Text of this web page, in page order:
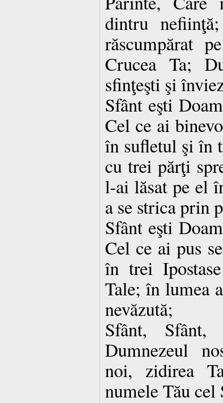
dintru
răscumpărat
Crucea Ta;
sfinţeşti şi
Sfânt eşti
Cel ce ai
în sufletul şi în
cu trei părţi
l-ai lăsat pe el
a se strica prin
Sfânt eşti
Cel ce ai pus
în trei
Tale; în lumea
nevăzută;
Sfânt, Sfânt,
Dumnezeul
noi, zidirea
numele Tău cel